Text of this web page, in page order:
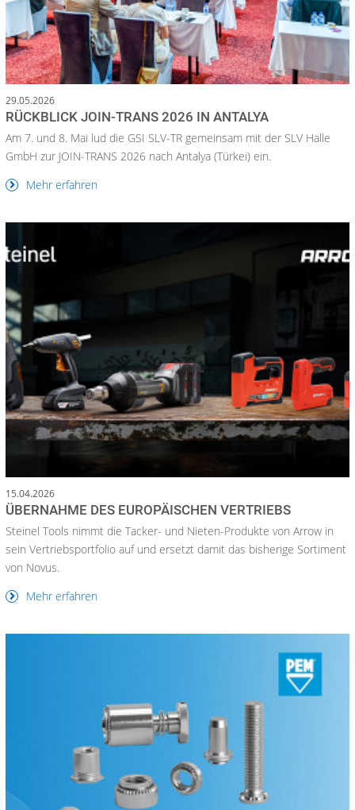
29.05.2026
RÜCKBLICK JOIN-TRANS 2026 IN ANTALYA
Am 7. und 8. Mai lud die GSI SLV-TR gemeinsam mit der SLV Halle
GmbH zur JOIN-TRANS 2026 nach Antalya (Türkei) ein.
Mehr erfahren
15.04.2026
ÜBERNAHME DES EUROPÄISCHEN VERTRIEBS
Steinel Tools nimmt die Tacker- und Nieten-Produkte von Arrow in
sein Vertriebsportfolio auf und ersetzt damit das bisherige Sortiment
von Novus.
Mehr erfahren